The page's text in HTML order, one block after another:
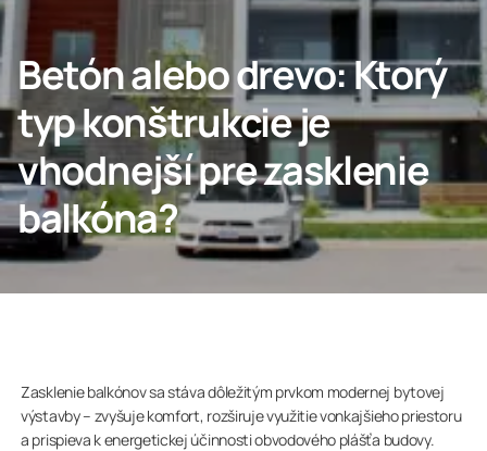
Domov
Lumon Group
Betón alebo drevo: Ktorý
typ konštrukcie je
vhodnejší pre zasklenie
balkóna?
Zasklenie balkónov sa stáva dôležitým prvkom modernej bytovej
výstavby – zvyšuje komfort, rozširuje využitie vonkajšieho priestoru
a prispieva k energetickej účinnosti obvodového plášťa budovy.